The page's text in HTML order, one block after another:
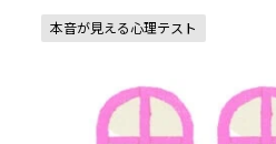
本音が見える心理テスト